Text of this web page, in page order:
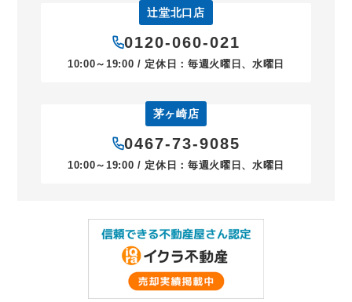
辻堂北口店
0120-060-021
10:00～19:00 / 定休日：毎週火曜日、水曜日
茅ヶ崎店
0467-73-9085
10:00～19:00 / 定休日：毎週火曜日、水曜日